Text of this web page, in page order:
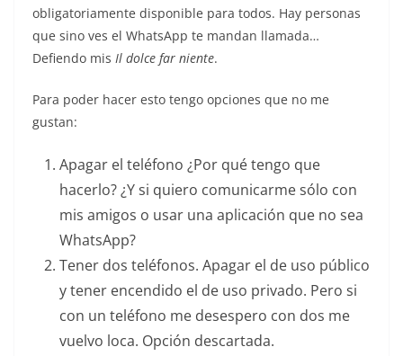
obligatoriamente disponible para todos. Hay personas
que sino ves el WhatsApp te mandan llamada…
Defiendo mis Il dolce far niente.
Para poder hacer esto tengo opciones que no me
gustan:
Apagar el teléfono ¿Por qué tengo que
hacerlo? ¿Y si quiero comunicarme sólo con
mis amigos o usar una aplicación que no sea
WhatsApp?
Tener dos teléfonos. Apagar el de uso público
y tener encendido el de uso privado. Pero si
con un teléfono me desespero con dos me
vuelvo loca. Opción descartada.